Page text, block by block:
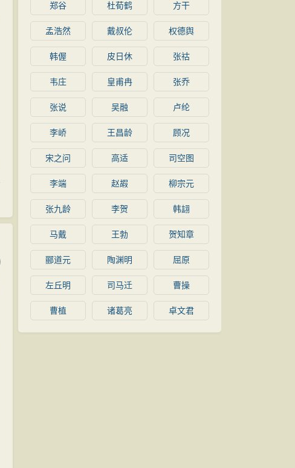
郑谷 杜荀鹤 方干
孟浩然 戴叔伦 权德舆
韩偓 皮日休 张祜
韦庄 皇甫冉 张乔
张说 吴融 卢纶
李峤 王昌龄 顾况
宋之问 高适 司空图
李端 赵嘏 柳宗元
张九龄 李贺 韩翃
马戴 王勃 贺知章
郦道元 陶渊明 屈原
左丘明 司马迁 曹操
曹植 诸葛亮 卓文君